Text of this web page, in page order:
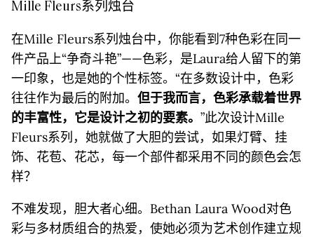
Mille Fleurs系列烛台
在Mille Fleurs系列烛台中，你能看到7种色彩在同一
件产品上“争奇斗艳”——色彩，是Laura给人留下的第
一印象，也是她的个性标签。“在多数设计中，色彩
往往作为最后的附加。 但于我而言，色彩承载着世界
的丰富性，它是设计之初的要素。 ”此次设计Mille
Fleurs系列，她就做了大胆的尝试，如果灯臂、挂
饰、花苞、花芯，每一个部件都采用不同的颜色会怎
样？
不难发现，胆大者心细。Bethan Laura Wood对色
彩与多材质组合的热爱，使她必须为艺术创作建立规